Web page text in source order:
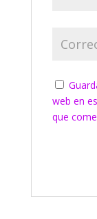
web en
que